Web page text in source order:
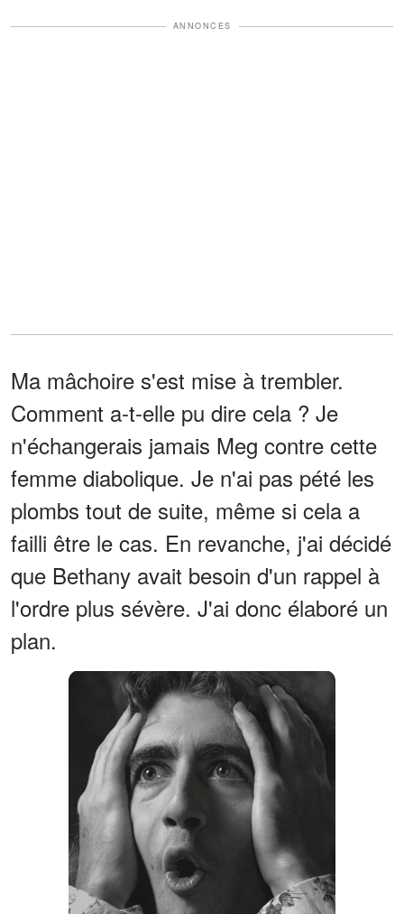
ANNONCES
Ma mâchoire s'est mise à trembler.
Comment a-t-elle pu dire cela ? Je
n'échangerais jamais Meg contre cette
femme diabolique. Je n'ai pas pété les
plombs tout de suite, même si cela a
failli être le cas. En revanche, j'ai décidé
que Bethany avait besoin d'un rappel à
l'ordre plus sévère. J'ai donc élaboré un
plan.